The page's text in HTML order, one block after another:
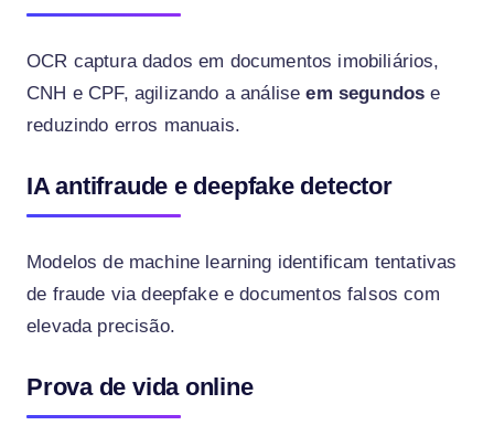
OCR captura dados em documentos imobiliários,
CNH e CPF, agilizando a análiseem segundos e
reduzindo erros manuais.
IA antifraude e deepfake detector
Modelos de machine learning identificam tentativas
de fraude via deepfake e documentos falsos com
elevada precisão.
Prova de vida online